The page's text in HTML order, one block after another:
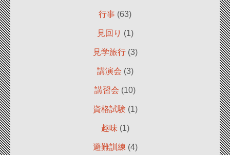
行事 (63)
見回り (1)
見学旅行(3)
講演会 (3)
講習会 (10)
資格試験 (1)
趣味 (1)
避難訓練 (4)